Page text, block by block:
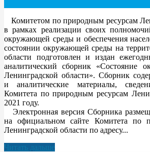
Комитетом по природным ресурсам
в рамках реализации своих
окружающей среды и обеспечения
состоянии окружающей среды на
области подготовлен и издан
аналитический сборник «Состояние
Ленинградской области». Сборник
и аналитические материалы,
Комитета по природным ресурсам
2021 году.
Электронная версия Сборника
на официальном сайте Комитета по
Ленинградской области по адресу...
Читать дальше